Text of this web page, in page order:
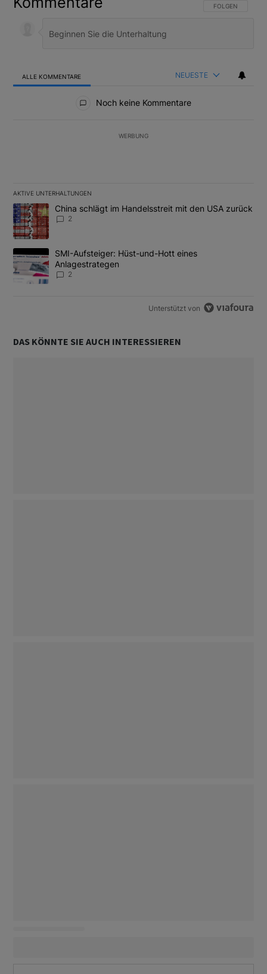
FOLGE DIESER
FOLGEN
ALLE KOMMENTARE NEUESTE
Noch keine Kommentare
WERBUNG
AKTIVE UNTERHALTUNGEN
Das Folgende ist eine Liste der am meisten kommentierten
Ein Trendartikel mit dem Titel "China schlägt im Handelsstreit
China schlägt im Handelsstreit mit den USA zurück
2
Ein Trendartikel mit dem Titel "SMI-Aufsteiger: Hüst-und-Hott
SMI-Aufsteiger: Hüst-und-Hott eines
Anlagestrategen
2
Unterstützt von
DAS KÖNNTE SIE AUCH INTERESSIEREN